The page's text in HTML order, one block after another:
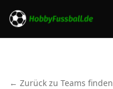
← Zurück zu Teams finden